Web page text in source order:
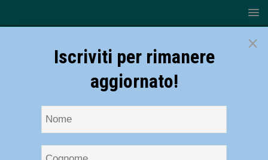
×
Iscriviti per rimanere
aggiornato!